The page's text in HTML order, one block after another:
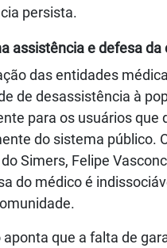
persista.
assistência e defesa da
das entidades
de desassistência à
para os usuários que
do sistema público.
Simers, Felipe
do médico é
aponta que a falta de